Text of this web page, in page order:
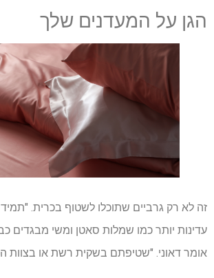
הגן על המעדנים שלך
זה לא רק גרביים שתוכלו לשטוף בכרית.
עדינות יותר כמו שמלות סאטן ומשי מבגדים
אומר דאוני. "שטיפתם בשקית רשת או בצוות